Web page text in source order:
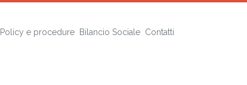
Policy e procedure Bilancio Sociale Contatti